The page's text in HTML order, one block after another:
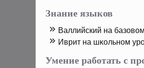
Знание языков
Валлийский на
Иврит на шκольном
Умение работать с